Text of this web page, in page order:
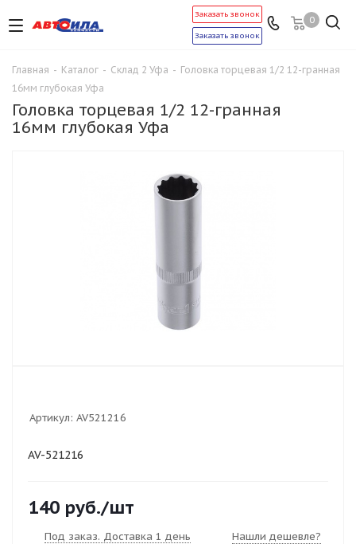
0
Заказать звонок
Заказать звонок
Главная - Каталог - Склад 2 Уфа - Головка торцевая 1/2 12-гранная
16мм глубокая Уфа
Головка торцевая 1/2 12-гранная
16мм глубокая Уфа
Артикул: AV521216
AV-521216
140 руб./шт
Под заказ. Доставка 1 день Нашли дешевле?